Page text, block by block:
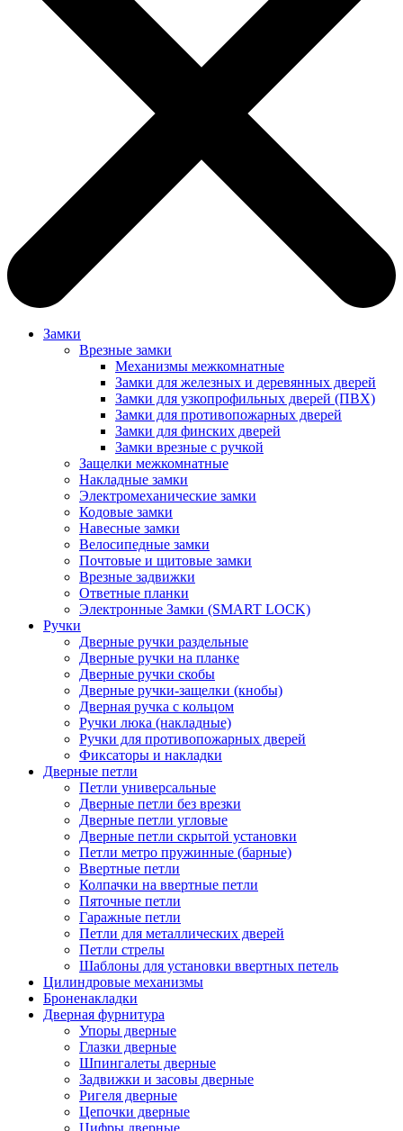
Замки
Врезные замки
Механизмы межкомнатные
Замки для железных и деревянных дверей
Замки для узкопрофильных дверей (ПВХ)
Замки для противопожарных дверей
Замки для финских дверей
Замки врезные с ручкой
Защелки межкомнатные
Накладные замки
Электромеханические замки
Кодовые замки
Навесные замки
Велосипедные замки
Почтовые и щитовые замки
Врезные задвижки
Ответные планки
Электронные Замки (SMART LOCK)
Ручки
Дверные ручки раздельные
Дверные ручки на планке
Дверные ручки скобы
Дверные ручки-защелки (кнобы)
Дверная ручка с кольцом
Ручки люка (накладные)
Ручки для противопожарных дверей
Фиксаторы и накладки
Дверные петли
Петли универсальные
Дверные петли без врезки
Дверные петли угловые
Дверные петли скрытой установки
Петли метро пружинные (барные)
Ввертные петли
Колпачки на ввертные петли
Пяточные петли
Гаражные петли
Петли для металлических дверей
Петли стрелы
Шаблоны для установки ввертных петель
Цилиндровые механизмы
Броненакладки
Дверная фурнитура
Упоры дверные
Глазки дверные
Шпингалеты дверные
Задвижки и засовы дверные
Ригеля дверные
Цепочки дверные
Цифры дверные